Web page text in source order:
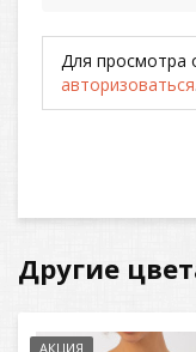
Для просмотра
авторизоваться
Другие
АКЦИЯ